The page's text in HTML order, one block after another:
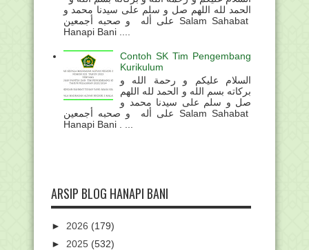
الحمد لله اللهم صل و سلم على سيدنا محمد و
على أله و صحبه أجمعين Salam Sahabat
Hanapi Bani ....
Contoh SK Tim Pengembang
Kurikulum
السلام عليكم و رحمة الله و
بركاته بسم الله و الحمد لله اللهم
صل و سلم على سيدنا محمد و
على أله و صحبه أجمعين Salam Sahabat
Hanapi Bani . ...
ARSIP BLOG HANAPI BANI
► 2026 (179)
► 2025 (532)